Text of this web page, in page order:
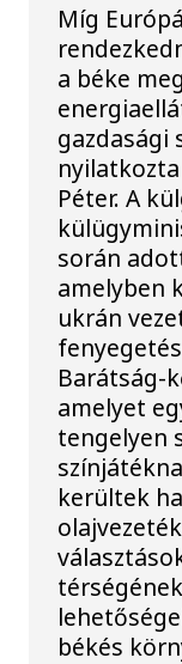
Míg
a béke
gazdasági
Péter. A
során
amelyben
ukrán
Barátság-
amelyet
tengelyen
kerültek
békés